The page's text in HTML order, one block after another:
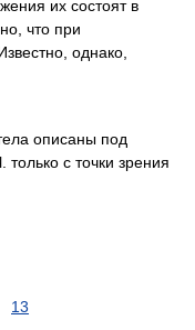
их состоят в
что при
однако,
описаны под
с точки зрения
13